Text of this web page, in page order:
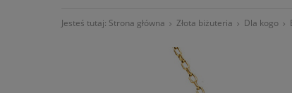
Jesteś tutaj: Strona główna Złota biżuteria Dla kogo